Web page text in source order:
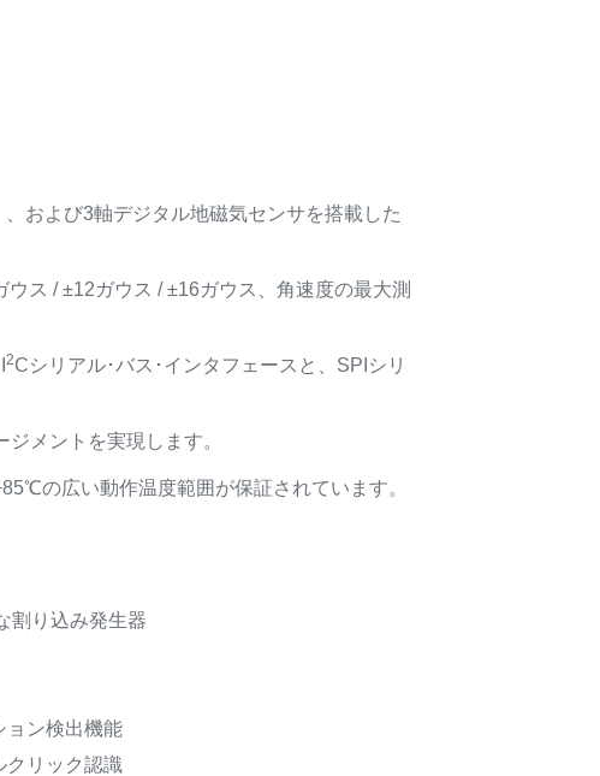
および3軸デジタル地磁気センサを搭載した
ス / ±12ガウス / ±16ガウス、角速度の最大測
2Cシリアル･バス･インタフェースと、SPIシリ
メントを実現します。
の広い動作温度範囲が保証されています。
割り込み発生器
ョン検出機能
クリック認識